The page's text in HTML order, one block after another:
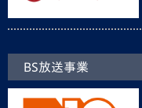
BS放送事業